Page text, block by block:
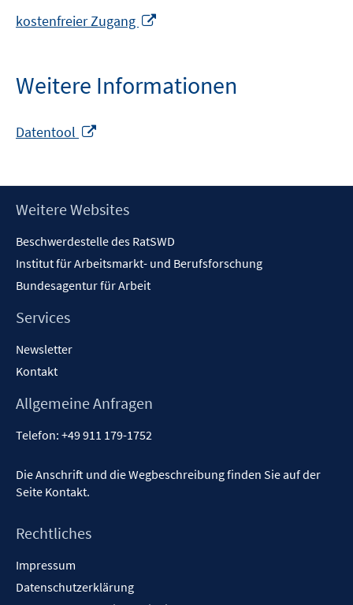
kostenfreier Zugang
öffnen
Weitere Informationen
Datentool
öffnen
Footer
Weitere Websites
Beschwerdestelle des RatSWD
Institut für Arbeitsmarkt- und Berufsforschung
Bundesagentur für Arbeit
Services
Newsletter
Kontakt
Allgemeine Anfragen
Telefon: +49 911 179-1752
Die Anschrift und die Wegbeschreibung finden Sie auf der
Seite Kontakt.
Rechtliches
Impressum
Datenschutzerklärung